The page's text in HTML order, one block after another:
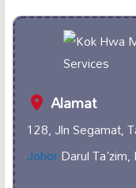
Alamat
128, Jln Segamat,
JohorDarul